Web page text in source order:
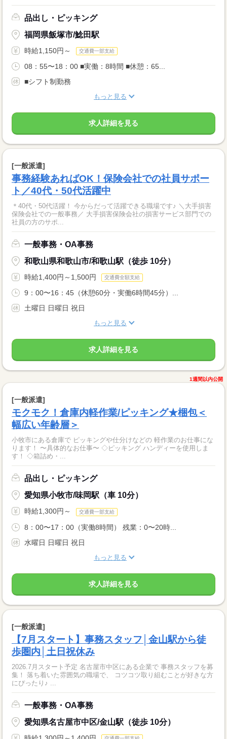
品出し・ピッキング
福岡県飯塚市/鯰田駅
時給1,150円～ 交通費一部支給
08：55〜18：00 ■実働：8時間 ■休憩：65...
■シフト制勤務
もっと見る
求人詳細を見る
[一般派遣]
事務経験あればOK！保険会社での社員サポー
ト／40代・50代活躍中
＊40代・50代活躍！ 今からだって活躍できる職場です♪ ＼大手損害
保険会社での一般事務／ 大手損害保険会社の損害サービス部門での
社員の方のサポ...
一般事務・OA事務
和歌山県和歌山市/和歌山駅（徒歩 10分）
時給1,400円～1,500円 交通費全額支給
9：00〜16：45（休憩60分・実働6時間45分）...
土曜日 日曜日 祝日
もっと見る
求人詳細を見る
1週間以内公開
[一般派遣]
モクモク！倉庫内軽作業/ピッキング★梱包＜
幅広い年齢層＞
小牧市にある倉庫で ピッキングや仕分けなどの 軽作業のお仕事にな
ります！ 〜具体的なお仕事〜 ◇ピッキング ハンディーを使用しま
す！ ◇箱詰め・...
品出し・ピッキング
愛知県小牧市/味岡駅（車 10分）
時給1,300円～ 交通費一部支給
8：00〜17：00（実働8時間） 残業：0〜20時...
水曜日 日曜日 祝日
もっと見る
求人詳細を見る
[一般派遣]
【7月スタート】事務スタッフ│金山駅から徒
歩圏内│土日祝休み
2026.7月スタート予定 名古屋市中区にある企業で 事務スタッフを募
集！ 落ち着いた雰囲気の職場で、 コツコツ取り組むことが好きな方
一般事務・OA事務
愛知県名古屋市中区/金山駅（徒歩 10分）